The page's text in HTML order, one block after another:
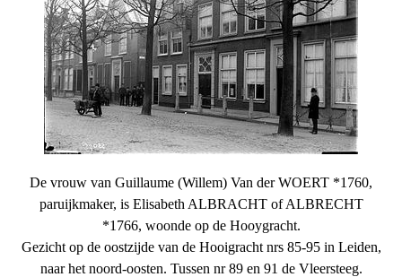
De vrouw van Guillaume (Willem) Van der WOERT *1760,
paruijkmaker, is Elisabeth ALBRACHT of ALBRECHT
*1766, woonde op de Hooygracht.
Gezicht op de oostzijde van de Hooigracht nrs 85-95 in Leiden,
naar het noord-oosten. Tussen nr 89 en 91 de Vleersteeg.